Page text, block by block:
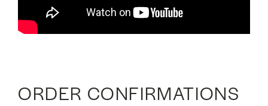
ORDER CONFIRMATIONS